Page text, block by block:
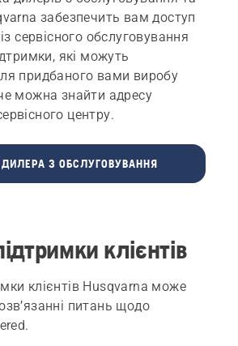
забезпечить вам доступ
сервісного обслуговування
які можуть
придбаного вами виробу
можна знайти адресу
центру.
З ОБСЛУГОВУВАННЯ
клієнтів
клієнтів Husqvarna може
питань щодо